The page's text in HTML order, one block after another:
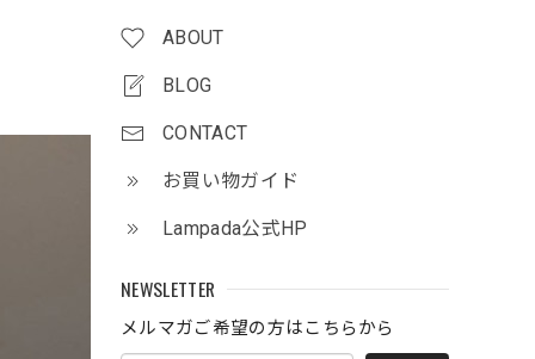
ABOUT
BLOG
CONTACT
お買い物ガイド
Lampada公式HP
NEWSLETTER
メルマガご希望の方はこちらから